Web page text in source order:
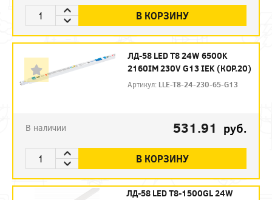
В КОРЗИНУ
ЛД-58 LED Т8 24W 6500K
2160IM 230V G13 IEK (КОР.20)
Артикул: LLE-T8-24-230-65-G13
В наличии 531.91 руб.
В КОРЗИНУ
ЛД-58 LED Т8-1500GL 24W